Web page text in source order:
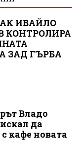
ИВАЙЛО
КОНТРОЛИРА
ЗАД ГЪРБА
Владо
да
кафе новата